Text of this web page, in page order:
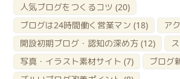
人気ブログをつくるコツ (20)
ブログは24時間働く営業マン (18) ア
開設初期ブログ・認知の深め方 (12)
写真・イラスト素材サイト (7) ブログ